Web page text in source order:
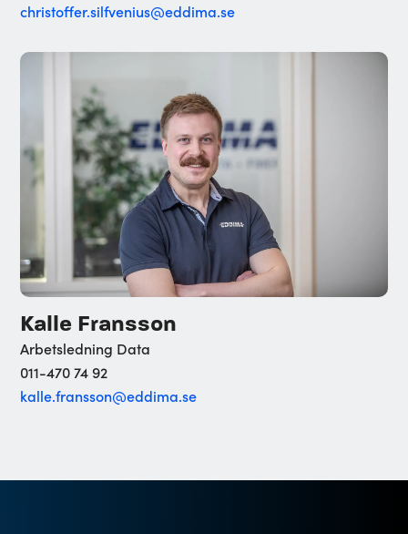
christoffer.silfvenius@eddima.se
Kalle Fransson
Arbetsledning Data
011-470 74 92
kalle.fransson@eddima.se